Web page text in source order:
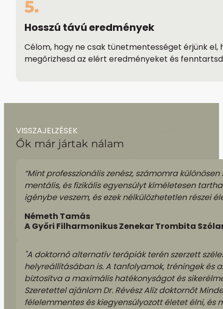
5.
Hosszú távú eredmények
Célom, hogy ne csak tünetmentességet érjünk
megőrizhesd az elért eredményeket és
VISSZAJELZÉSEK
Ők már jártak nálam
“Mint professzionális zenész, számomra
mentális, és fizikális egyensúlyt kíméletesen
igénybe veszem, és ezek nélkülözhetetlen részei
Németh Tamás
A Győri Filharmonikus Zenekar Trombita
"A doktornő alternatív terápiák terén szerzett
helyreállításában is. A tanfolyamok, tréningek és
biztosítva a maximális hatékonyságot és
Szeretettel ajánlom Dr. Révész Alíz doktornőt
félelemmentes és kiegyensúlyozott életet élni,